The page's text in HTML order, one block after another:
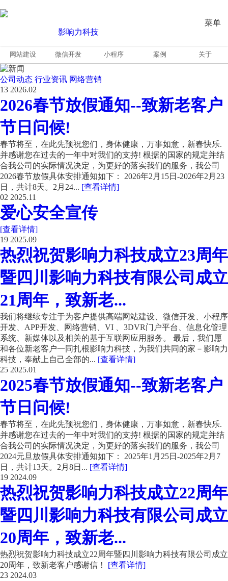
菜单
网站建设 微信开发 小程序 案例 关于
公司动态 行业资讯 网络营销
13 2026.02
2026春节放假通知--致新老客户
节日问候!
春节将至，在此先预祝您们，身体健康，万事如意，新春快乐.
并感谢您在过去的一年中对我们的支持! 根据的国家的规定并结
合我公司的实际情况决定，为更好的落实我们的服务，我公司
2026春节放假具体安排通知如下： 2026年2月15日-2026年2月23
日，共计8天。2月24... [查看详情]
02 2025.11
爱心安全宣传
[查看详情]
19 2025.09
热烈祝贺影响力科技成立23周年
暨四川影响力科技有限公司成立
21周年，致新老...
我们将继续专注于为客户提供高端网站建设、微信开发、小程序
开发、APP开发、网络营销、VI 、3DVR门户平台、信息化管理
系统、新媒体以及相关的基于互联网应用服务。 最后，我们愿
和各位新老客户一同扎根影响力科技，为我们共同的家－影响力
科技，奉献上自己全部的... [查看详情]
25 2025.01
2025春节放假通知--致新老客户
节日问候!
春节将至，在此先预祝您们，身体健康，万事如意，新春快乐.
并感谢您在过去的一年中对我们的支持! 根据的国家的规定并结
合我公司的实际情况决定，为更好的落实我们的服务，我公司
2024元旦放假具体安排通知如下： 2025年1月25日-2025年2月7
日，共计13天。2月8日... [查看详情]
19 2024.09
热烈祝贺影响力科技成立22周年
暨四川影响力科技有限公司成立
20周年，致新老...
热烈祝贺影响力科技成立22周年暨四川影响力科技有限公司成立
20周年，致新老客户感谢信！ [查看详情]
23 2024.03